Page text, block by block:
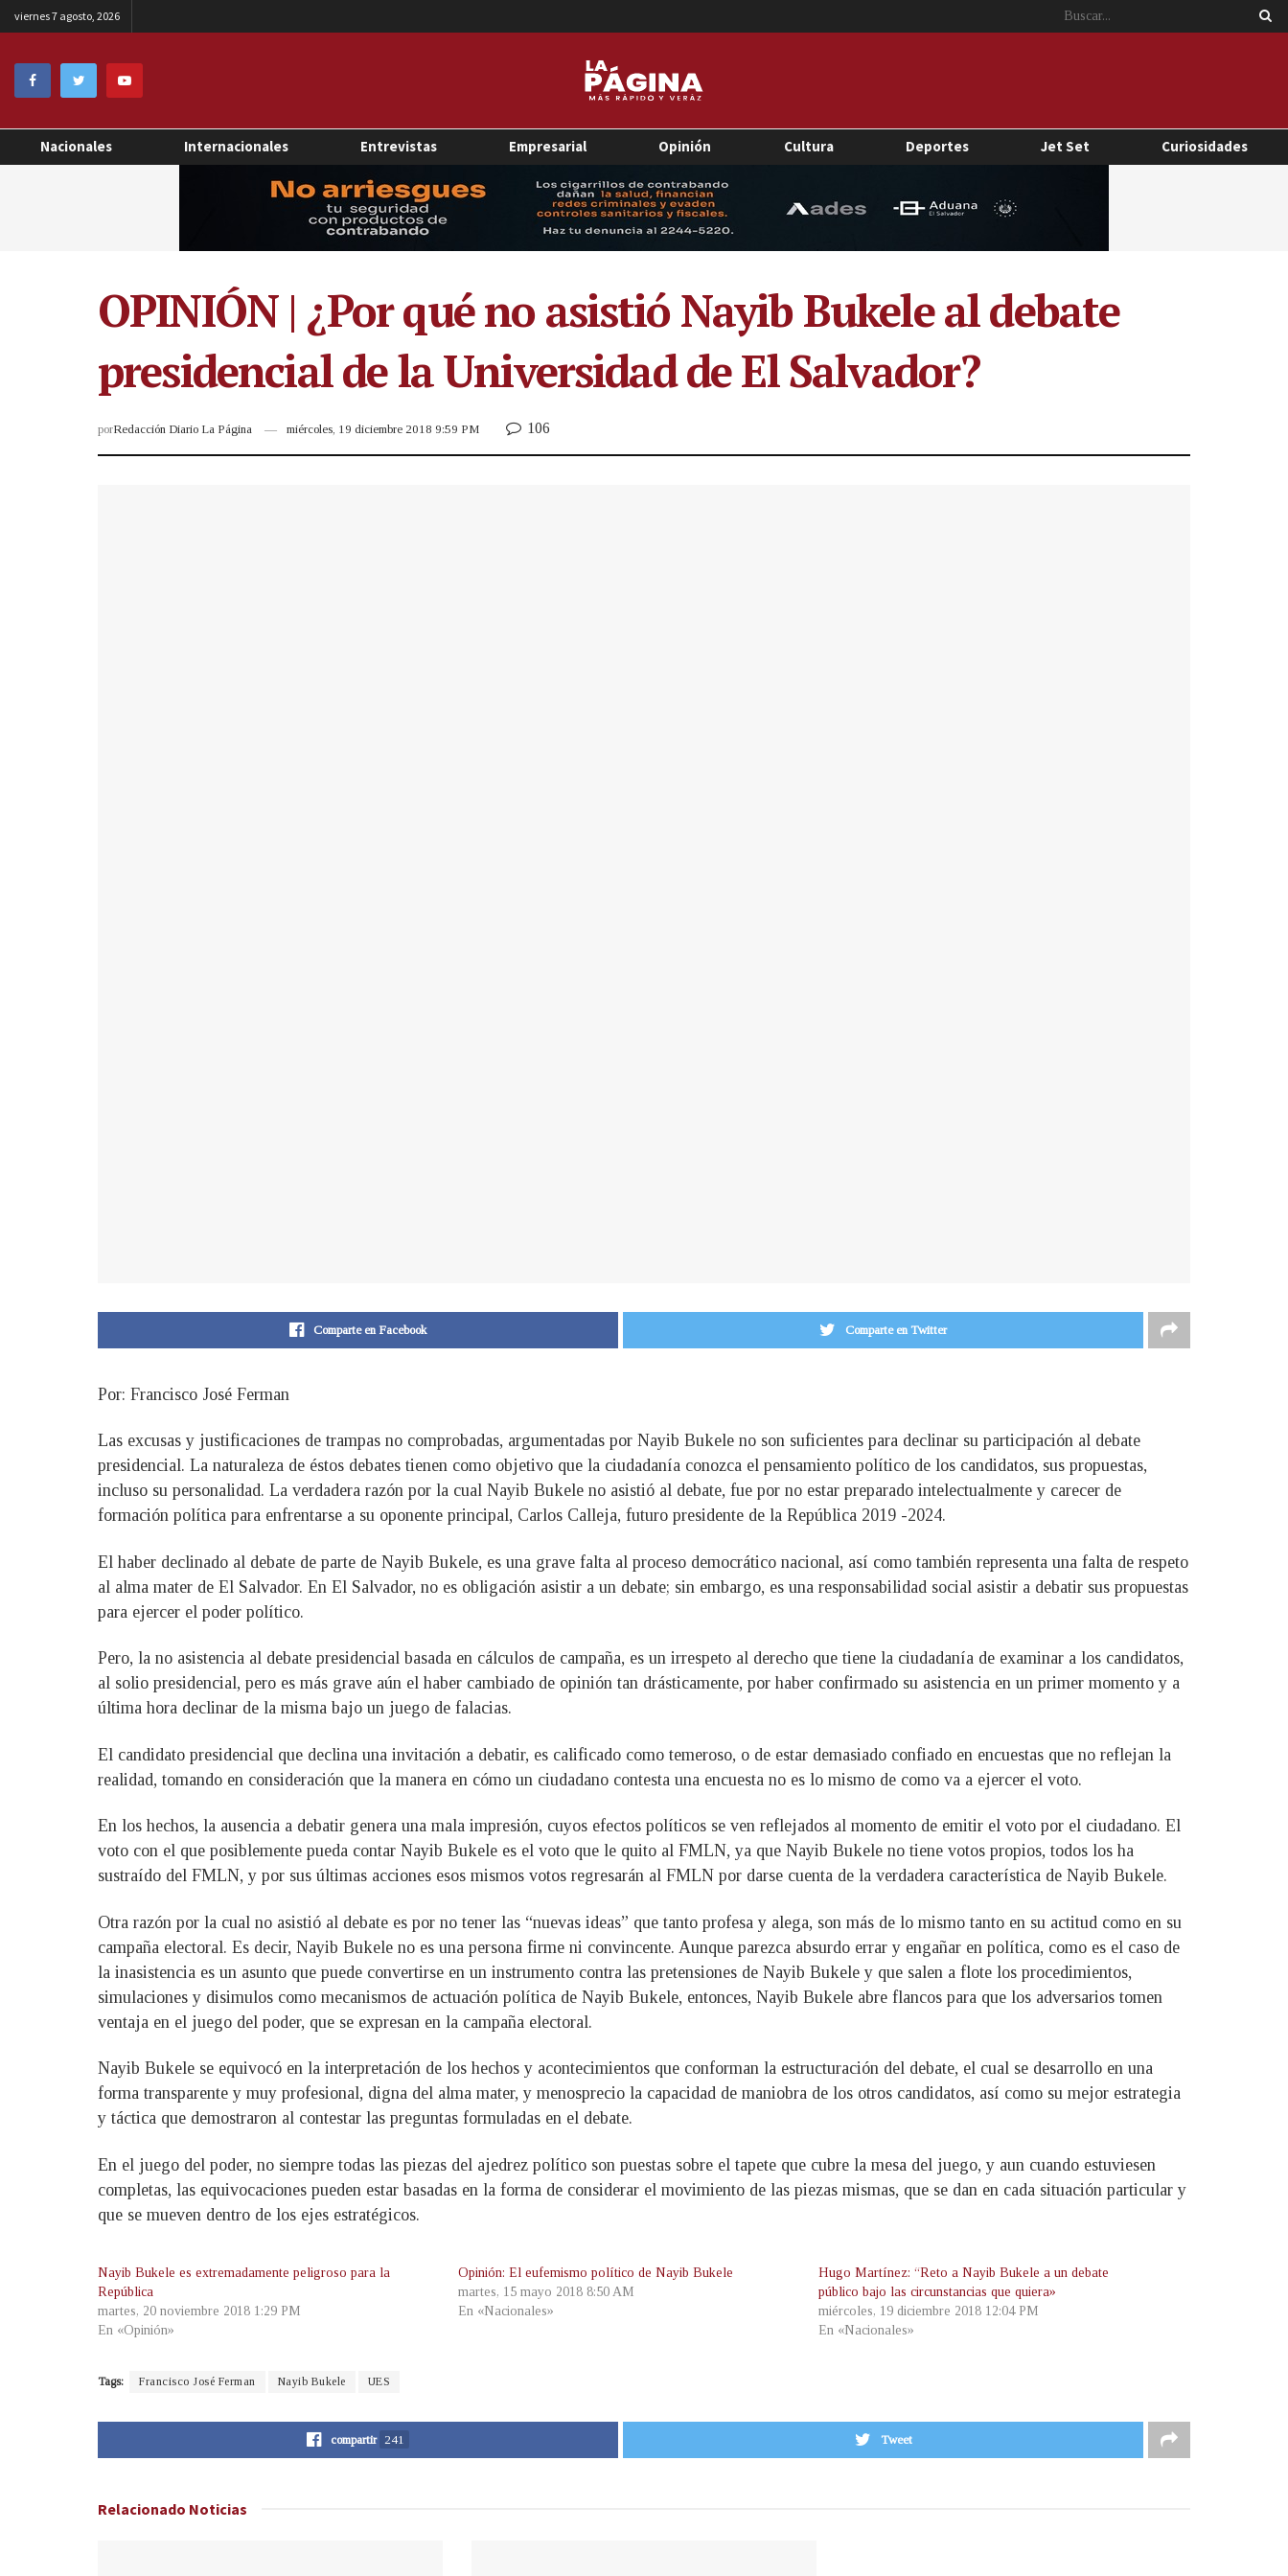
viernes 7 agosto, 2026
Nacionales Internacionales Entrevistas Empresarial Opinión Cultura Deportes Jet Set Curiosidades
OPINIÓN | ¿Por qué no asistió Nayib Bukele al debate
presidencial de la Universidad de El Salvador?
porRedacción Diario La Página miércoles, 19 diciembre 2018 9:59 PM 106
Comparte en Facebook Comparte en Twitter
Por: Francisco José Ferman
Las excusas y justificaciones de trampas no comprobadas, argumentadas por Nayib Bukele no son suficientes para declinar su participación al debate
presidencial. La naturaleza de éstos debates tienen como objetivo que la ciudadanía conozca el pensamiento político de los candidatos, sus propuestas,
incluso su personalidad. La verdadera razón por la cual Nayib Bukele no asistió al debate, fue por no estar preparado intelectualmente y carecer de
formación política para enfrentarse a su oponente principal, Carlos Calleja, futuro presidente de la República 2019 -2024.
El haber declinado al debate de parte de Nayib Bukele, es una grave falta al proceso democrático nacional, así como también representa una falta de respeto
al alma mater de El Salvador. En El Salvador, no es obligación asistir a un debate; sin embargo, es una responsabilidad social asistir a debatir sus propuestas
para ejercer el poder político.
Pero, la no asistencia al debate presidencial basada en cálculos de campaña, es un irrespeto al derecho que tiene la ciudadanía de examinar a los candidatos,
al solio presidencial, pero es más grave aún el haber cambiado de opinión tan drásticamente, por haber confirmado su asistencia en un primer momento y a
última hora declinar de la misma bajo un juego de falacias.
El candidato presidencial que declina una invitación a debatir, es calificado como temeroso, o de estar demasiado confiado en encuestas que no reflejan la
realidad, tomando en consideración que la manera en cómo un ciudadano contesta una encuesta no es lo mismo de como va a ejercer el voto.
En los hechos, la ausencia a debatir genera una mala impresión, cuyos efectos políticos se ven reflejados al momento de emitir el voto por el ciudadano. El
voto con el que posiblemente pueda contar Nayib Bukele es el voto que le quito al FMLN, ya que Nayib Bukele no tiene votos propios, todos los ha
sustraído del FMLN, y por sus últimas acciones esos mismos votos regresarán al FMLN por darse cuenta de la verdadera característica de Nayib Bukele.
Otra razón por la cual no asistió al debate es por no tener las “nuevas ideas” que tanto profesa y alega, son más de lo mismo tanto en su actitud como en su
campaña electoral. Es decir, Nayib Bukele no es una persona firme ni convincente. Aunque parezca absurdo errar y engañar en política, como es el caso de
la inasistencia es un asunto que puede convertirse en un instrumento contra las pretensiones de Nayib Bukele y que salen a flote los procedimientos,
simulaciones y disimulos como mecanismos de actuación política de Nayib Bukele, entonces, Nayib Bukele abre flancos para que los adversarios tomen
ventaja en el juego del poder, que se expresan en la campaña electoral.
Nayib Bukele se equivocó en la interpretación de los hechos y acontecimientos que conforman la estructuración del debate, el cual se desarrollo en una
forma transparente y muy profesional, digna del alma mater, y menosprecio la capacidad de maniobra de los otros candidatos, así como su mejor estrategia
y táctica que demostraron al contestar las preguntas formuladas en el debate.
En el juego del poder, no siempre todas las piezas del ajedrez político son puestas sobre el tapete que cubre la mesa del juego, y aun cuando estuviesen
completas, las equivocaciones pueden estar basadas en la forma de considerar el movimiento de las piezas mismas, que se dan en cada situación particular y
que se mueven dentro de los ejes estratégicos.
Nayib Bukele es extremadamente peligroso para la
República
martes, 20 noviembre 2018 1:29 PM
En «Opinión»
Opinión: El eufemismo político de Nayib Bukele
martes, 15 mayo 2018 8:50 AM
En «Nacionales»
Hugo Martínez: “Reto a Nayib Bukele a un debate
público bajo las circunstancias que quiera»
miércoles, 19 diciembre 2018 12:04 PM
En «Nacionales»
Tags: Francisco José Ferman Nayib Bukele UES
compartir 241 Tweet
Relacionado Noticias